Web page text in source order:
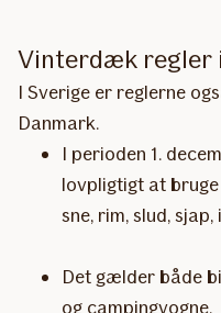
Vinterdæk regler
I Sverige er reglerne
Danmark.
I perioden 1.
lovpligtigt at
sne, rim, slud,
Det gælder både
og campingvogne.